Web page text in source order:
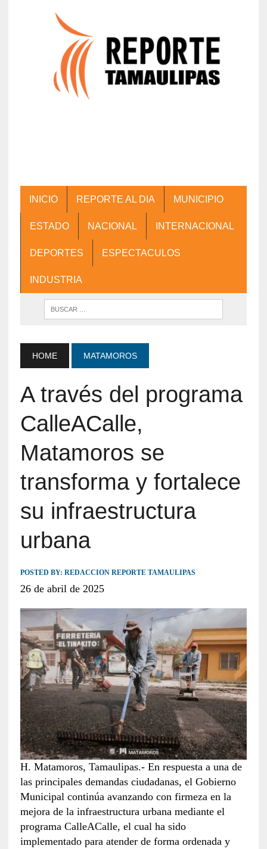
INICIO REPORTE AL DIA MUNICIPIO
ESTADO NACIONAL INTERNACIONAL
DEPORTES ESPECTACULOS
INDUSTRIA
HOME MATAMOROS
A través del programa
CalleACalle,
Matamoros se
transforma y fortalece
su infraestructura
urbana
POSTED BY: REDACCION REPORTE TAMAULIPAS
26 de abril de 2025
H. Matamoros, Tamaulipas.- En respuesta a una de
las principales demandas ciudadanas, el Gobierno
Municipal continúa avanzando con firmeza en la
mejora de la infraestructura urbana mediante el
programa CalleACalle, el cual ha sido
implementado para atender de forma ordenada y